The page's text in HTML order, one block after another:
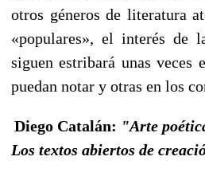
otros géneros de literatura
«populares», el interés de
siguen estribará unas veces
puedan notar y otras en los
Diego Catalán: "Arte
Los textos abiertos de